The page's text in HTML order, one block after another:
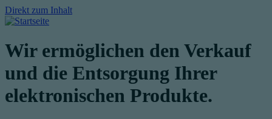
Direkt zum Inhalt
Wir ermöglichen den Verkauf
und die Entsorgung Ihrer
elektronischen Produkte.